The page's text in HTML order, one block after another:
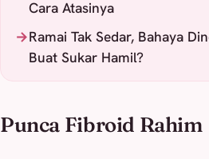
Cara Atasinya
Ramai Tak Sedar, Bahaya
Buat Sukar Hamil?
Punca Fibroid Rahim